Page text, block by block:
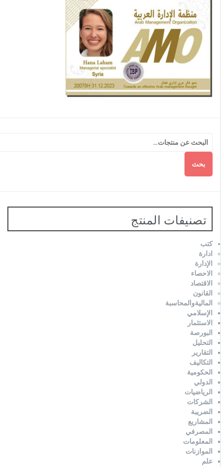
بحث
تصنيفات المنتج
كتب
ادارة
الإدارة
الاحصاء
الاقتصاد
القانون
الماليةوالمحاسبة
الإسلامي
الاستثمار
البورصة
التحليل
التقارير
التكاليف
الحكومية
الدولي
الرياضيات
الشركات
الضريبة
المشاريع
المصرفي
المعلومات
الموازنات
علم